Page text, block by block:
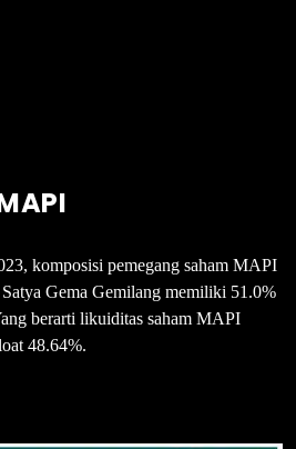
komposisi pemegang saham MAPI
Gema Gemilang memiliki 51.0%
berarti likuiditas saham MAPI
48.64%.